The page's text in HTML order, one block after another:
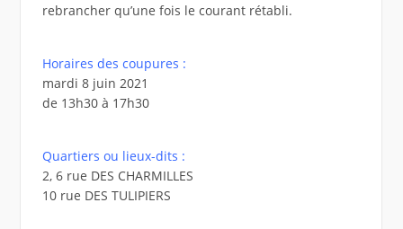
rebrancher qu’une fois le courant rétabli.
Horaires des coupures :
mardi 8 juin 2021
de 13h30 à 17h30
Quartiers ou lieux-dits :
2, 6 rue DES CHARMILLES
10 rue DES TULIPIERS